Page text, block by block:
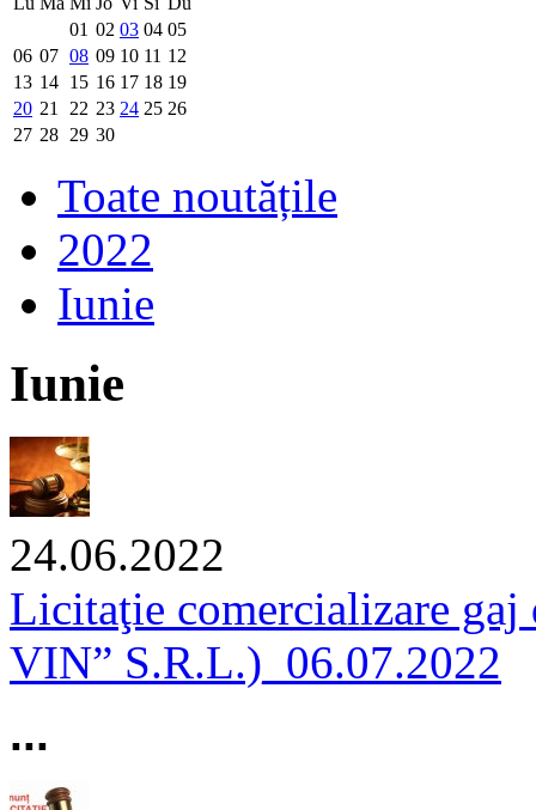
01 02 03 04 05
06 07 08 09 10 11 12
13 14 15 16 17 18 19
20 21 22 23 24 25 26
27 28 29 30
Toate noutățile
2022
Iunie
Iunie
24.06.2022
Licitaţie comercializare
VIN” S.R.L.)_06.07.2022
...